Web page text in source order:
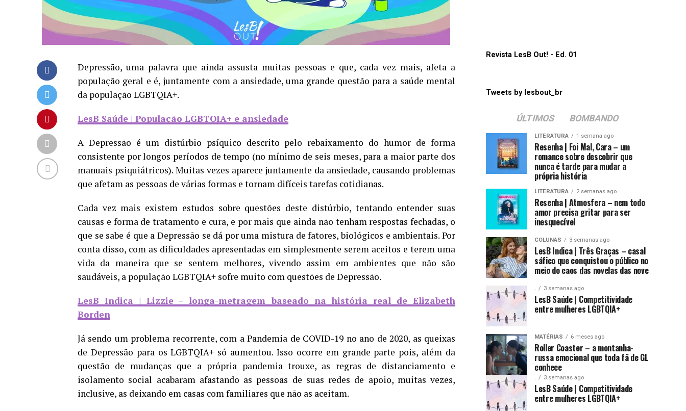
Depressão, uma palavra que ainda assusta muitas pessoas e que, cada vez mais, afeta a
população geral e é, juntamente com a ansiedade, uma grande questão para a saúde mental
da população LGBTQIA+.
LesB Saúde | População LGBTQIA+ e ansiedade
A Depressão é um distúrbio psíquico descrito pelo rebaixamento do humor de forma
consistente por longos períodos de tempo (no mínimo de seis meses, para a maior parte dos
manuais psiquiátricos). Muitas vezes aparece juntamente da ansiedade, causando problemas
que afetam as pessoas de várias formas e tornam difíceis tarefas cotidianas.
Cada vez mais existem estudos sobre questões deste distúrbio, tentando entender suas
causas e forma de tratamento e cura, e por mais que ainda não tenham respostas fechadas, o
que se sabe é que a Depressão se dá por uma mistura de fatores, biológicos e ambientais. Por
conta disso, com as dificuldades apresentadas em simplesmente serem aceitos e terem uma
vida da maneira que se sentem melhores, vivendo assim em ambientes que não são
saudáveis, a população LGBTQIA+ sofre muito com questões de Depressão.
LesB Indica | Lizzie – longa-metragem baseado na história real de Elizabeth
Borden
Já sendo um problema recorrente, com a Pandemia de COVID-19 no ano de 2020, as queixas
de Depressão para os LGBTQIA+ só aumentou. Isso ocorre em grande parte pois, além da
questão de mudanças que a própria pandemia trouxe, as regras de distanciamento e
isolamento social acabaram afastando as pessoas de suas redes de apoio, muitas vezes,
inclusive, as deixando em casas com familiares que não as aceitam.
Revista LesB Out! - Ed. 01
Tweets by lesbout_br
ÚLTIMOS BOMBANDO
LITERATURA 1 semana ago
Resenha | Foi Mal, Cara – um
romance sobre descobrir que
nunca é tarde para mudar a
própria história
LITERATURA 2 semanas ago
Resenha | Atmosfera – nem todo
amor precisa gritar para ser
inesquecível
COLUNAS 3 semanas ago
LesB Indica | Três Graças – casal
sáfico que conquistou o público no
meio do caos das novelas das nove
. 3 semanas ago
LesB Saúde | Competitividade
entre mulheres LGBTQIA+
MATÉRIAS 6 meses ago
Roller Coaster – a montanha-
russa emocional que toda fã de GL
conhece
. 3 semanas ago
LesB Saúde | Competitividade
entre mulheres LGBTQIA+